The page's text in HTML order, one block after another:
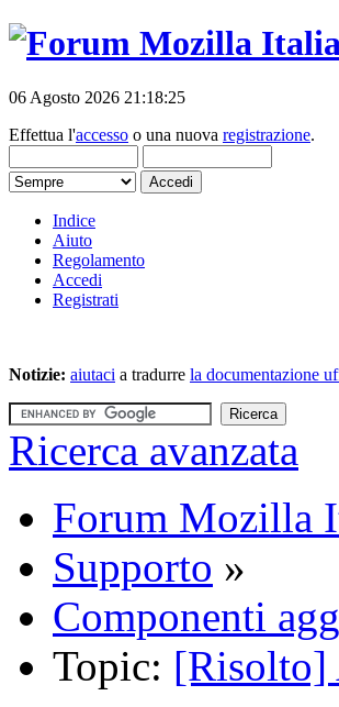
06 Agosto 2026 21:18:25
Effettua l'accesso o una nuova registrazione.
Indice
Aiuto
Regolamento
Accedi
Registrati
Notizie: aiutaci a tradurre la documentazione
Ricerca avanzata
Forum Mozilla
Supporto »
Componenti
Topic: [Risolto]